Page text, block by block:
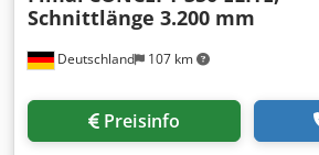
Deutschland 107 km
Schnittlänge 3.200 mm
Preisinfo